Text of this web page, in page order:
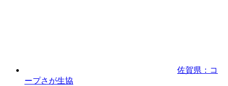
佐賀県：コ
ープさが生協